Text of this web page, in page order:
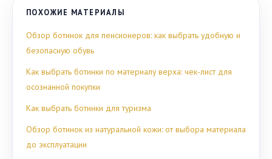
ПОХОЖИЕ МАТЕРИАЛЫ
Обзор ботинок для пенсионеров: как выбрать удобную и
безопасную обувь
Как выбрать ботинки по материалу верха: чек-лист для
осознанной покупки
Как выбрать ботинки для туризма
Обзор ботинок из натуральной кожи: от выбора материала
до эксплуатации